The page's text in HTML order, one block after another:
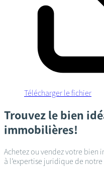
Télécharger le fichier
Trouvez le bien
immobilières!
Achetez ou vendez votre
à l’expertise juridique de